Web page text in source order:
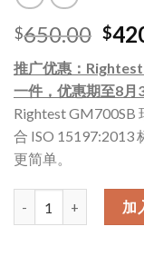
$650.00 $
推广优惠：
一件，优惠期至8月
Rightest GM700SB
合 ISO 15197:2013
更简单。
加